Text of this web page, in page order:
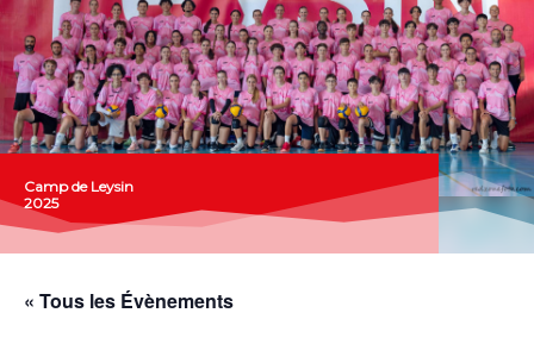
Camp de Leysin
2025
« Tous les Évènements